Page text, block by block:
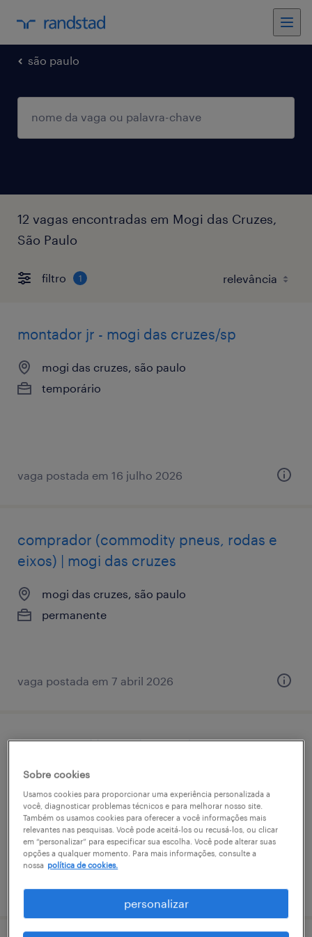
são paulo
12 vagas encontradas em Mogi das Cruzes,
São Paulo
filtro 1
montador jr - mogi das cruzes/sp
mogi das cruzes, são paulo
temporário
vaga postada em 16 julho 2026
comprador (commodity pneus, rodas e
eixos) | mogi das cruzes
mogi das cruzes, são paulo
permanente
vaga postada em 7 abril 2026
operational buyer | mogi das cruzes
mogi das cruzes, são paulo
permanente
vaga postada em 11 março 2026
Sobre cookies
Usamos cookies para proporcionar uma experiência personalizada a
você, diagnosticar problemas técnicos e para melhorar nosso site.
Também os usamos cookies para oferecer a você informações mais
relevantes nas pesquisas. Você pode aceitá-los ou recusá-los, ou clicar
em “personalizar” para especificar sua escolha. Você pode alterar suas
opções a qualquer momento. Para mais informações, consulte a
nossa política de cookies.
personalizar